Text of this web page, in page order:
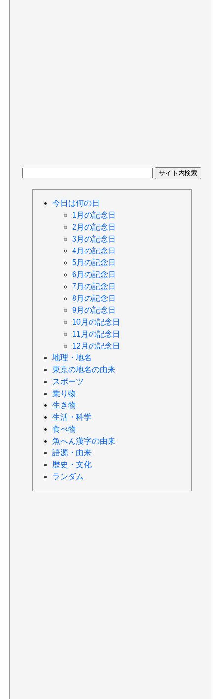
今日は何の日
1月の記念日
2月の記念日
3月の記念日
4月の記念日
5月の記念日
6月の記念日
7月の記念日
8月の記念日
9月の記念日
10月の記念日
11月の記念日
12月の記念日
地理・地名
東京の地名の由来
スポーツ
乗り物
生き物
生活・科学
食べ物
魚へん漢字の由来
語源・由来
歴史・文化
ランダム